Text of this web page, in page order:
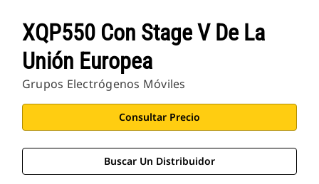
XQP550 Con Stage V De La
Unión Europea
Grupos Electrógenos Móviles
Consultar Precio
Buscar Un Distribuidor